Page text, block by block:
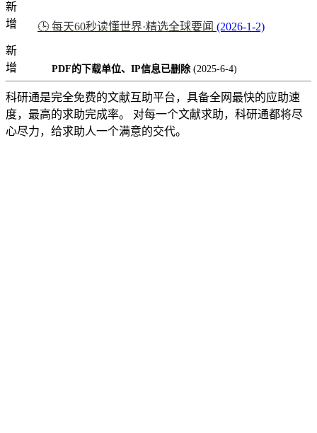
新
增
🕒 每天60秒读懂世界·精选全球要闻 (2026-1-2)
新
增
PDF的下载单位、IP信息已删除 (2025-6-4)
科研通是完全免费的文献互助平台，具备全网最快的应助速
度，最高的求助完成率。 对每一个文献求助，科研通都将尽
心尽力，给求助人一个满意的交代。